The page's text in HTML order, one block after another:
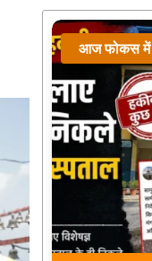
आज फोकस में